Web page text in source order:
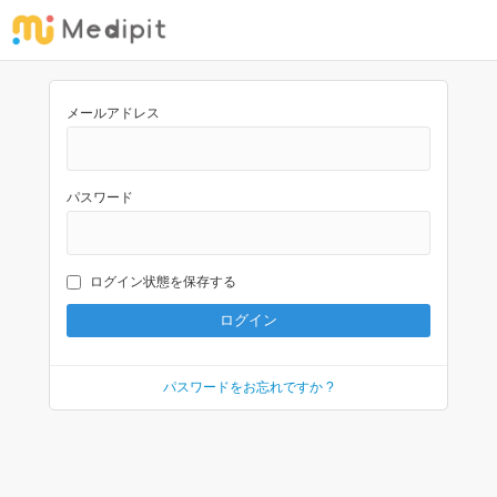
メールアドレス
パスワード
ログイン状態を保存する
パスワードをお忘れですか ?